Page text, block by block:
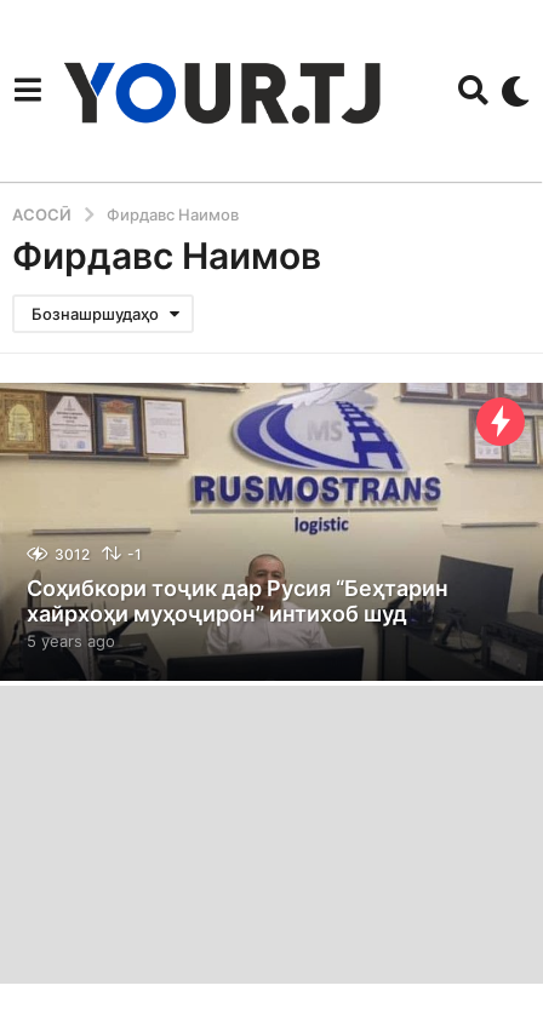
АСОСӢ Фирдавс Наимов
Фирдавс Наимов
Бознашршудаҳо
3012 -1
Соҳибкори тоҷик дар Русия “Беҳтарин
хайрхоҳи муҳоҷирон” интихоб шуд
5 years ago5
y
e